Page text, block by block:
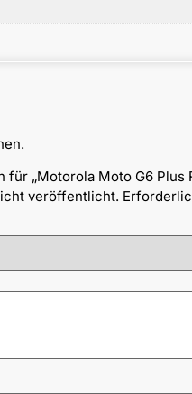
„Motorola Moto G6 Plus
veröffentlicht.